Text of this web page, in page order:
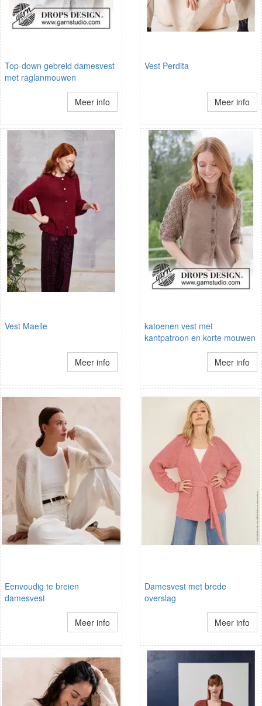
Top-down gebreid damesvest
met raglanmouwen
Meer info
Vest Perdita
Meer info
Vest Maelle
Meer info
katoenen vest met
kantpatroon en korte mouwen
Meer info
Eenvoudig te breien
damesvest
Meer info
Damesvest met brede
overslag
Meer info